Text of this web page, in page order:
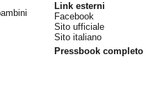
Link esterni
Facebook
Sito ufficiale
Sito italiano
Pressbook completo